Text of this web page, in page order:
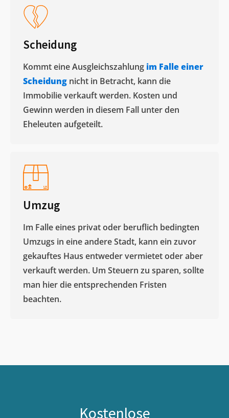
Scheidung
Kommt eine Ausgleichszahlung im Falle einer
Scheidung nicht in Betracht, kann die
Immobilie verkauft werden. Kosten und
Gewinn werden in diesem Fall unter den
Eheleuten aufgeteilt.​
Umzug
Im Falle eines privat oder beruflich bedingten
Umzugs in eine andere Stadt, kann ein zuvor
gekauftes Haus entweder vermietet oder aber
verkauft werden. Um Steuern zu sparen, sollte
man hier die entsprechenden Fristen
beachten.
Kostenlose